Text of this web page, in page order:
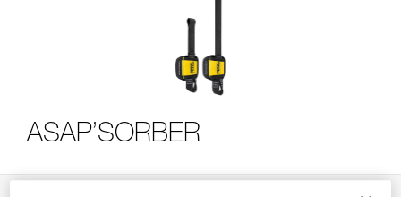
ASAP’SORBER